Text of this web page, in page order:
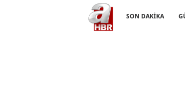
SON DAKİKA